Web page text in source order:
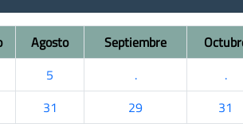
Agosto Septiembre
5 . .
31 29 31